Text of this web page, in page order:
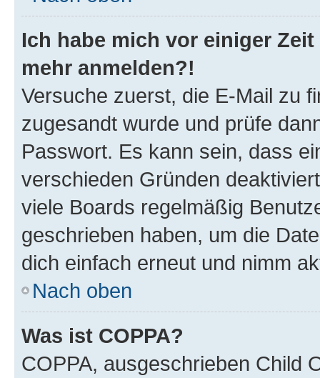
Ich habe mich vor einiger
mehr anmelden?!
Versuche zuerst, die E-Mail zu
zugesandt wurde und prüfe
Passwort. Es kann sein, dass
verschieden Gründen
viele Boards regelmäßig
geschrieben haben, um die
dich einfach erneut und nimm
Nach oben
Was ist COPPA?
COPPA, ausgeschrieben Child